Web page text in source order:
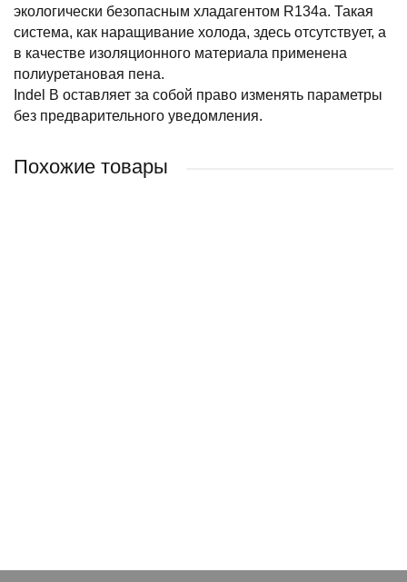
экологически безопасным хладагентом R134a. Такая
система, как наращивание холода, здесь отсутствует, а
в качестве изоляционного материала применена
полиуретановая пена.
Indel B оставляет за собой право изменять параметры
без предварительного уведомления.
Похожие товары